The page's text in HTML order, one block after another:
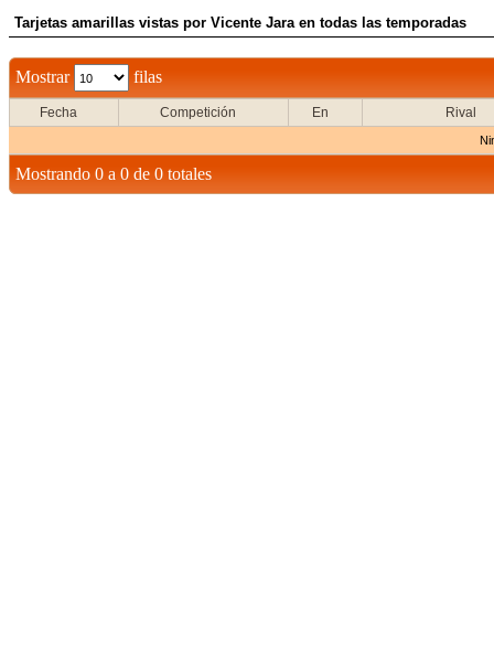
Tarjetas amarillas vistas por Vicente Jara en todas las temporadas
Mostrar filas
Fecha Competición En Rival
Mostrando 0 a 0 de 0 totales